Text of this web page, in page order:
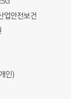
업안전보건
인)